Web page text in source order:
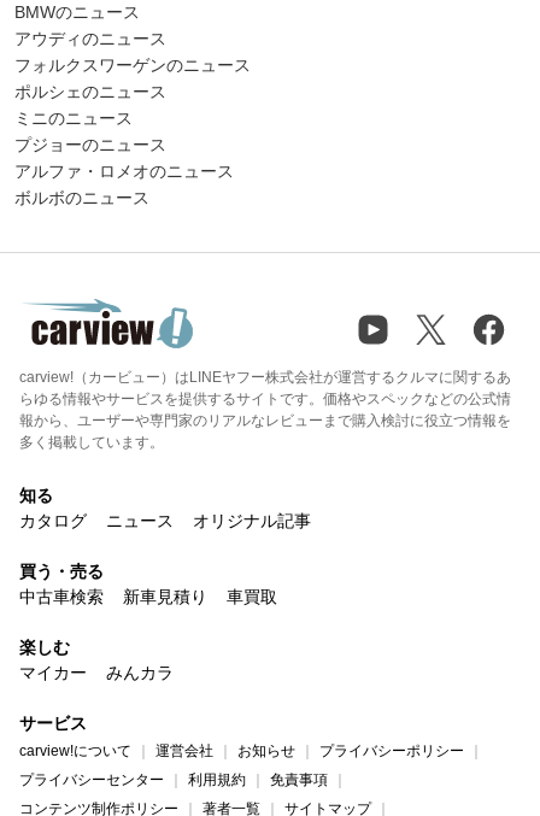
BMWのニュース
アウディのニュース
フォルクスワーゲンのニュース
ポルシェのニュース
ミニのニュース
プジョーのニュース
アルファ・ロメオのニュース
ボルボのニュース
carview!（カービュー）はLINEヤフー株式会社が運営するクルマに関するあ
らゆる情報やサービスを提供するサイトです。価格やスペックなどの公式情
報から、ユーザーや専門家のリアルなレビューまで購入検討に役立つ情報を
多く掲載しています。
知る
カタログ
ニュース オリジナル記事
買う・売る
中古車検索
新車見積り 車買取
楽しむ
マイカー
みんカラ
サービス
carview!について 運営会社 お知らせ
プライバシーポリシー
プライバシーセンター
利用規約
免責事項
コンテンツ制作ポリシー
著者一覧 サイトマップ